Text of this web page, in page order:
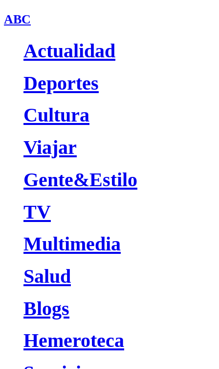
ABC
Actualidad
Deportes
Cultura
Viajar
Gente&Estilo
TV
Multimedia
Salud
Blogs
Hemeroteca